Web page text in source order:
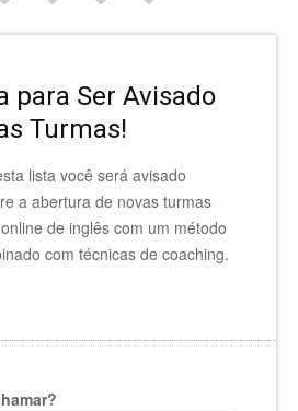
para Ser Avisado
Turmas!
lista você será avisado
a abertura de novas turmas
de inglês com um método
com técnicas de coaching.